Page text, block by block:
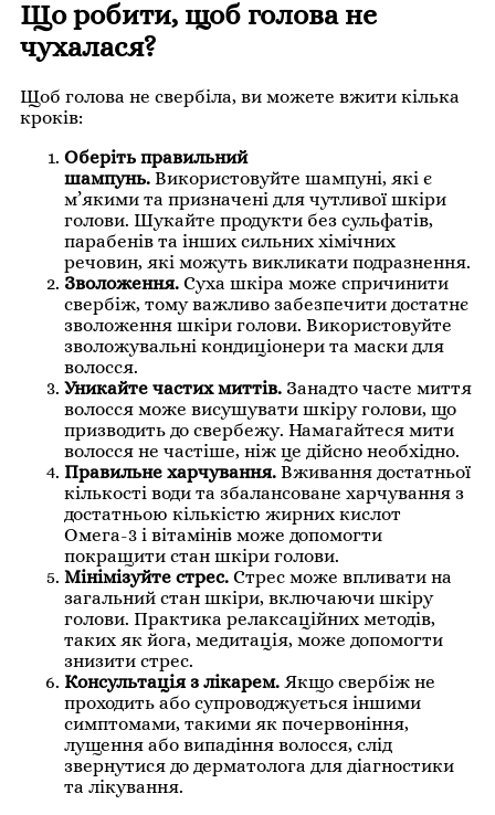
Що робити, щоб голова не
чухалася?
Щоб голова не свербіла, ви можете вжити кілька
кроків:
Оберіть правильний
шампунь. Використовуйте шампуні, які є
м’якими та призначені для чутливої шкіри
голови. Шукайте продукти без сульфатів,
парабенів та інших сильних хімічних
речовин, які можуть викликати подразнення.
Зволоження. Суха шкіра може спричинити
свербіж, тому важливо забезпечити достатнє
зволоження шкіри голови. Використовуйте
зволожувальні кондиціонери та маски для
волосся.
Уникайте частих миттів. Занадто часте миття
волосся може висушувати шкіру голови, що
призводить до свербежу. Намагайтеся мити
волосся не частіше, ніж це дійсно необхідно.
Правильне харчування. Вживання достатньої
кількості води та збалансоване харчування з
достатньою кількістю жирних кислот
Омега-3 і вітамінів може допомогти
покращити стан шкіри голови.
Мінімізуйте стрес. Стрес може впливати на
загальний стан шкіри, включаючи шкіру
голови. Практика релаксаційних методів,
таких як йога, медитація, може допомогти
знизити стрес.
Консультація з лікарем. Якщо свербіж не
проходить або супроводжується іншими
симптомами, такими як почервоніння,
лущення або випадіння волосся, слід
звернутися до дерматолога для діагностики
та лікування.